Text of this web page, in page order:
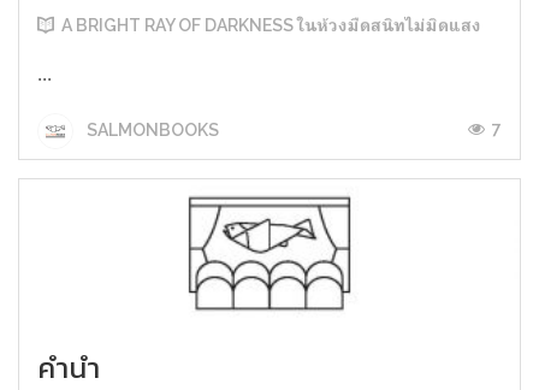
A BRIGHT RAY OF DARKNESS ในห้วงมืดสนิทไม่มิดแสง
...
SALMONBOOKS 7
คำนำ